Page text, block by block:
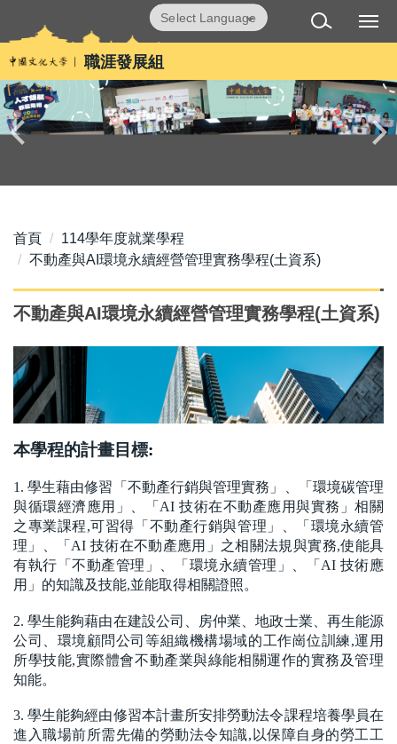
到
主
要
內
容
區
職涯發展組
Translate
首頁
114學年度就業學程
不動產與AI環境永續經營管理實務學程(土資系)
不動產與AI環境永續經營管理實務學程(土資系)
本學程的計畫目標:
1. 學生藉由修習「不動產行銷與管理實務」、「環境碳管理
與循環經濟應用」、「AI 技術在不動產應用與實務」相關
之專業課程,可習得「不動產行銷與管理」、「環境永續管
理」、「AI 技術在不動產應用」之相關法規與實務,使能具
有執行「不動產管理」、「環境永續管理」、「AI 技術應
用」的知識及技能,並能取得相關證照。
2. 學生能夠藉由在建設公司、房仲業、地政士業、再生能源
公司、環境顧問公司等組織機構場域的工作崗位訓練,運用
所學技能,實際體會不動產業與綠能相關運作的實務及管理
知能。
3. 學生能夠經由修習本計畫所安排勞動法令課程培養學員在
進入職場前所需先備的勞動法令知識,以保障自身的勞工工